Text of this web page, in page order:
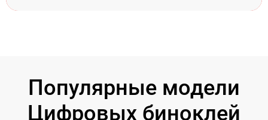
Популярные модели
Цифровых биноклей